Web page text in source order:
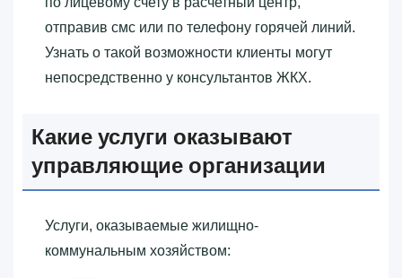
отправив смс или по телефону горячей линий.
Узнать о такой возможности клиенты могут
непосредственно у консультантов ЖКХ.
Какие услуги оказывают
управляющие организации
Услуги, оказываемые жилищно-
коммунальным хозяйством: